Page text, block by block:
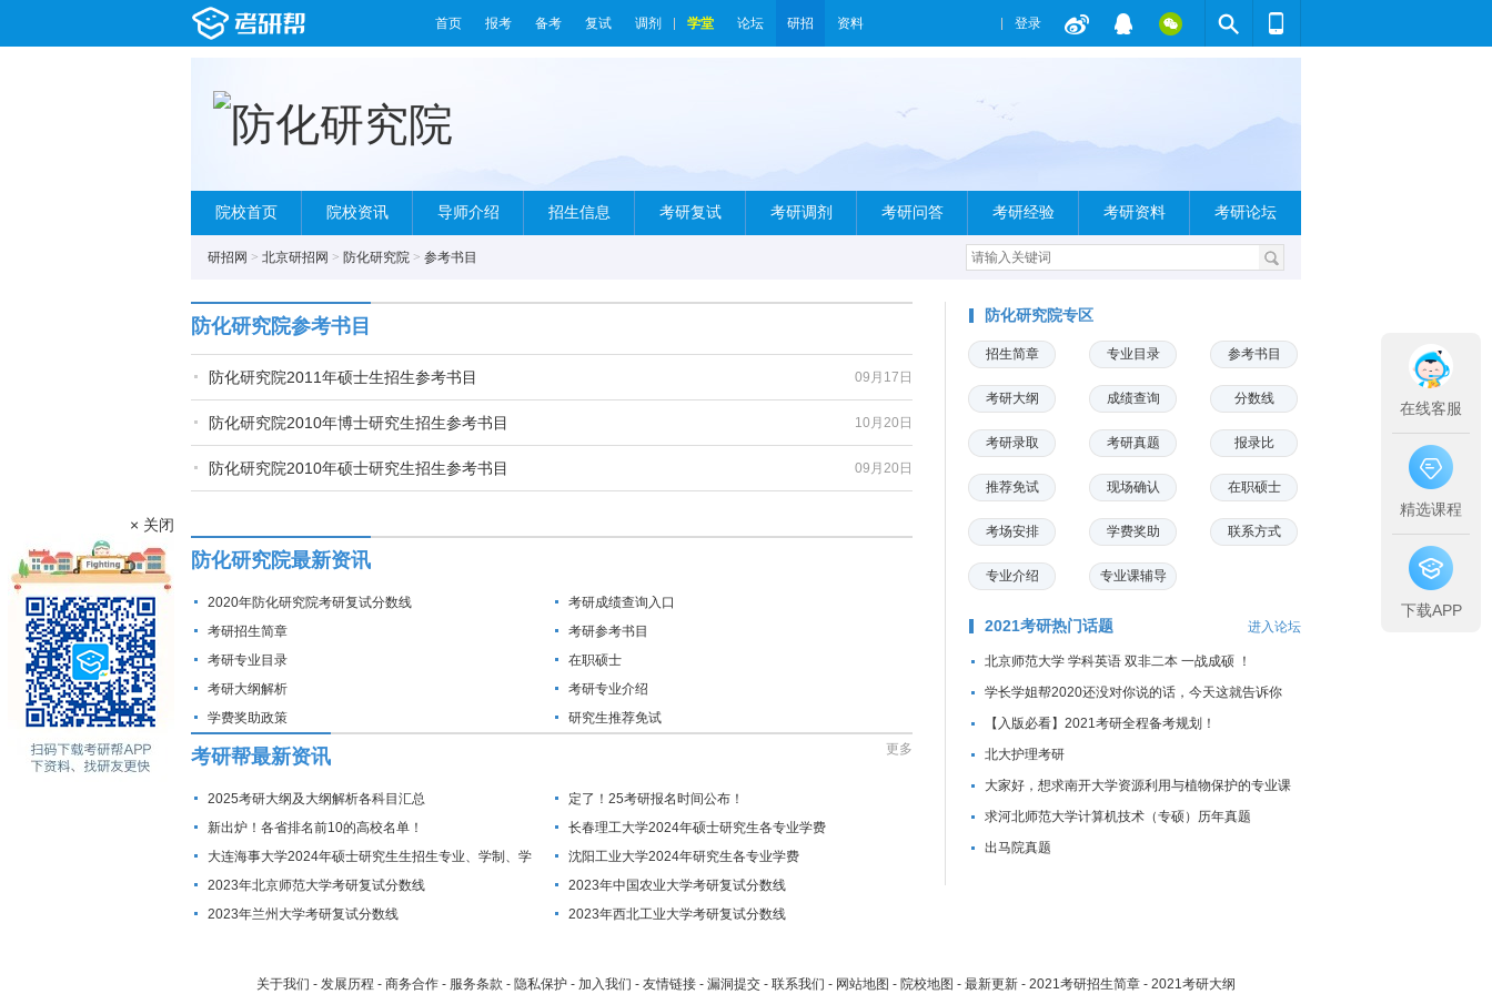
首页 报考 备考 复试 调剂 学堂 论坛 研招 资料 登录
院校首页 院校资讯 导师介绍 招生信息 考研复试 考研调剂 考研问答 考研经验 考研资料 考研论坛
研招网 > 北京研招网 > 防化研究院 > 参考书目
防化研究院参考书目
09月17日
防化研究院2011年硕士生招生参考书目
10月20日
防化研究院2010年博士研究生招生参考书目
09月20日
防化研究院2010年硕士研究生招生参考书目
防化研究院最新资讯
2020年防化研究院考研复试分数线
考研成绩查询入口
考研招生简章
考研参考书目
考研专业目录
在职硕士
考研大纲解析
考研专业介绍
学费奖助政策
研究生推荐免试
考研帮最新资讯 更多
2025考研大纲及大纲解析各科目汇总
定了！25考研报名时间公布！
新出炉！各省排名前10的高校名单！
长春理工大学2024年硕士研究生各专业学费
大连海事大学2024年硕士研究生生招生专业、学制、学
费标准及拟招生人数
沈阳工业大学2024年研究生各专业学费
2023年北京师范大学考研复试分数线
2023年中国农业大学考研复试分数线
2023年兰州大学考研复试分数线
2023年西北工业大学考研复试分数线
防化研究院专区
招生简章 专业目录 参考书目
考研大纲 成绩查询 分数线
考研录取 考研真题 报录比
推荐免试 现场确认 在职硕士
考场安排 学费奖助 联系方式
专业介绍 专业课辅导
2021考研热门话题 进入论坛
北京师范大学 学科英语 双非二本 一战成硕 ！
学长学姐帮2020还没对你说的话，今天这就告诉你
【入版必看】2021考研全程备考规划！
北大护理考研
大家好，想求南开大学资源利用与植物保护的专业课
资料...
求河北师范大学计算机技术（专硕）历年真题
出马院真题
关于我们 - 发展历程 - 商务合作 - 服务条款 - 隐私保护 - 加入我们 - 友情链接 - 漏洞提交 - 联系我们 - 网站地图 - 院校地图 - 最新更新 - 2021考研招生简章 - 2021考研大纲
× 关闭
在线客服
精选课程
下载APP